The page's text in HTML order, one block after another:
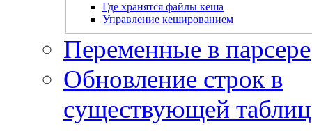
Где хранятся файлы кеша
Управление кешированием
Переменные в парсере
Обновление строк в
существующей